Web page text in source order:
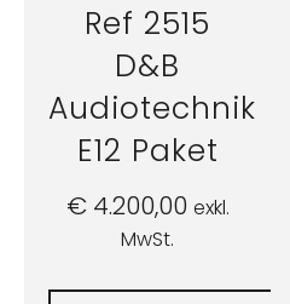
Ref 2515
D&B
Audiotechnik
E12 Paket
€4.200,00 exkl.
MwSt.